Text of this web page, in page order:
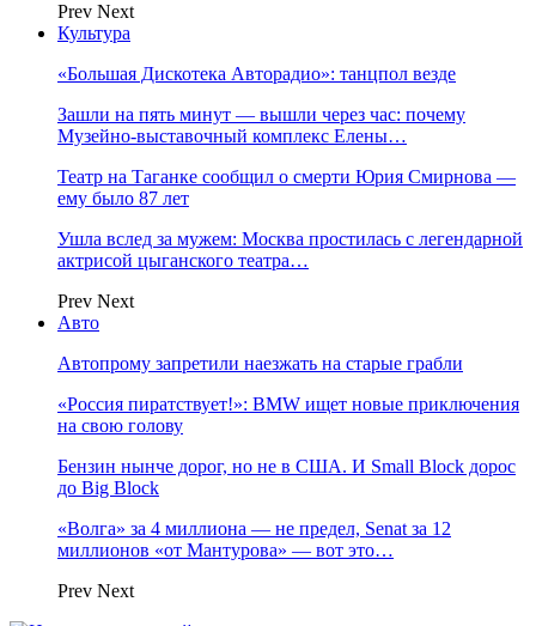
Prev Next
Культура
«Большая Дискотека Авторадио»: танцпол везде
Зашли на пять минут — вышли через час: почему
Музейно-выставочный комплекс Елены…
Театр на Таганке сообщил о смерти Юрия Смирнова —
ему было 87 лет
Ушла вслед за мужем: Москва простилась с легендарной
актрисой цыганского театра…
Prev Next
Авто
Автопрому запретили наезжать на старые грабли
«Россия пиратствует!»: BMW ищет новые приключения
на свою голову
Бензин нынче дорог, но не в США. И Small Block дорос
до Big Block
«Волга» за 4 миллиона — не предел, Senat за 12
миллионов «от Мантурова» — вот это…
Prev Next